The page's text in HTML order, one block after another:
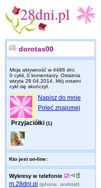
dorotas00
Moja aktywność w 4486 dni:
0 cykli, 0 komentarzy. Ostatnia
wizyta 28.04.2014 . Mój ostatni
cykl się skończył.
Napisz do mnie
Poleć znajomej
Przyjaciółki (1)
Kto jest on-line:
Wykresy w telefonie
m.28dni.pl (iphone, android)